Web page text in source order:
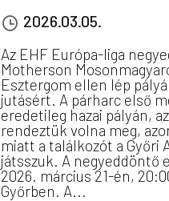
2026.03.05.
Az EHF Európa-liga
Motherson
Esztergom ellen lép
jutásért. A párharc első
eredetileg hazai pályán,
rendeztük volna meg,
miatt a találkozót a Győri
játsszuk. A negyeddöntő
2026. március 21-én,
Győrben. A...